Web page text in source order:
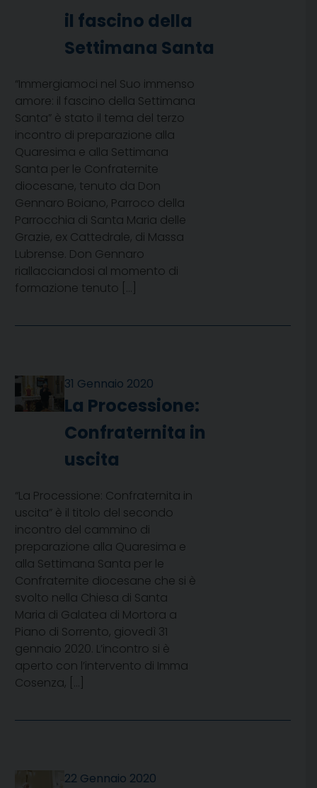
il fascino della
Settimana Santa
“Immergiamoci nel Suo immenso
amore: il fascino della Settimana
Santa” è stato il tema del terzo
incontro di preparazione alla
Quaresima e alla Settimana
Santa per le Confraternite
diocesane, tenuto da Don
Gennaro Boiano, Parroco della
Parrocchia di Santa Maria delle
Grazie, ex Cattedrale, di Massa
Lubrense. Don Gennaro
riallacciandosi al momento di
formazione tenuto […]
31 Gennaio 2020
La Processione:
Confraternita in
uscita
“La Processione: Confraternita in
uscita” è il titolo del secondo
incontro del cammino di
preparazione alla Quaresima e
alla Settimana Santa per le
Confraternite diocesane che si è
svolto nella Chiesa di Santa
Maria di Galatea di Mortora a
Piano di Sorrento, giovedì 31
gennaio 2020. L’incontro si è
aperto con l’intervento di Imma
Cosenza, […]
22 Gennaio 2020